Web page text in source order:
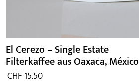
El Cerezo – Single Estate
Filterkaffee aus Oaxaca, México
CHF 15.50